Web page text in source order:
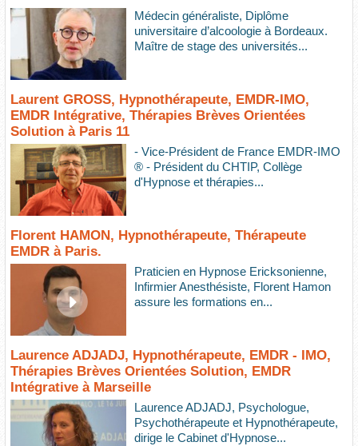
Médecin généraliste, Diplôme
universitaire d’alcoologie à Bordeaux.
Maître de stage des universités...
Laurent GROSS, Hypnothérapeute, EMDR-IMO,
EMDR Intégrative, Thérapies Brèves Orientées
Solution à Paris 11
- Vice-Président de France EMDR-IMO
® - Président du CHTIP, Collège
d'Hypnose et thérapies...
Florent HAMON, Hypnothérapeute, Thérapeute
EMDR à Paris.
Praticien en Hypnose Ericksonienne,
Infirmier Anesthésiste, Florent Hamon
assure les formations en...
Laurence ADJADJ, Hypnothérapeute, EMDR - IMO,
Thérapies Brèves Orientées Solution, EMDR
Intégrative à Marseille
Laurence ADJADJ, Psychologue,
Psychothérapeute et Hypnothérapeute,
dirige le Cabinet d'Hypnose...